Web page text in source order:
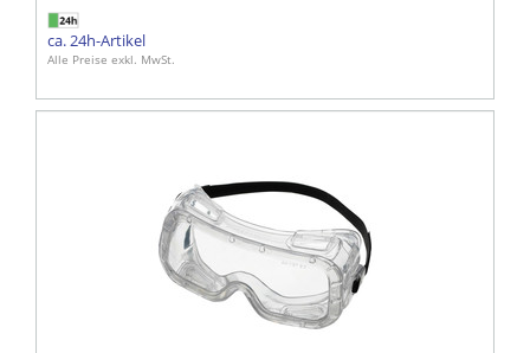
ca. 24h-Artikel
Alle Preise exkl. MwSt.